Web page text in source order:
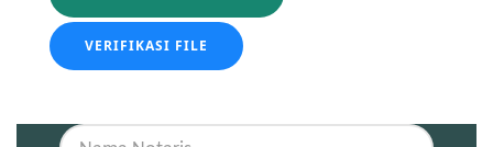
VERIFIKASI FILE